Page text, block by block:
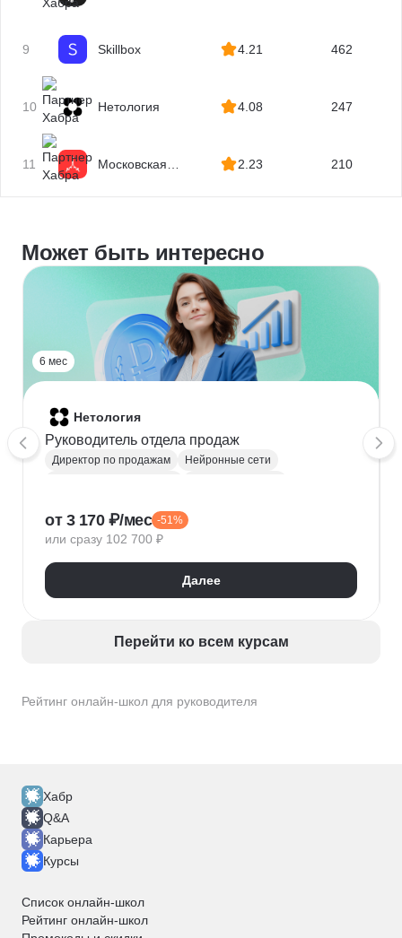
Рейтинг онлайн-школ для руководителя
9 Skillbox 4.21 462
10 Нетология 4.08 247
11
Московская
2.23 210
Может быть интересно
6 мес
Нетология
Руководитель отдела продаж
Директор по продажам
Нейронные сети
Управление продажами
Руководитель
Организация работы с CRM
от 3 170 ₽/мес -51%
или сразу 102 700 ₽
Далее
Перейти ко всем курсам
Хабр
Q&A
Карьера
Курсы
Список онлайн-школ
Рейтинг онлайн-школ